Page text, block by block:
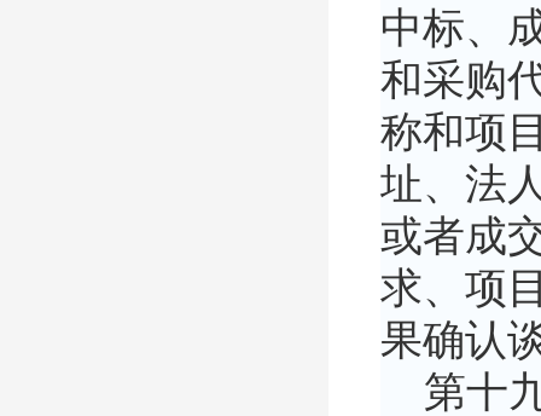
中标、
和采购
称和项
址、法
或者成
求、项
果确认
第十